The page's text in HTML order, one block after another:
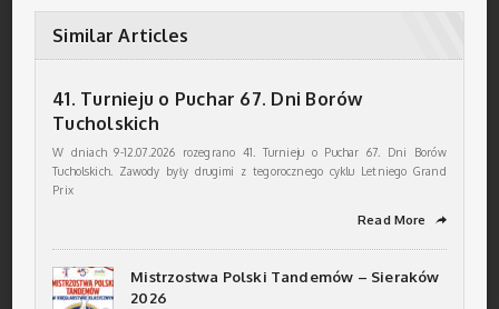
Similar Articles
41. Turnieju o Puchar 67. Dni Borów
Tucholskich
W dniach 9-12.07.2026 rozegrano 41. Turnieju o Puchar 67. Dni Borów
Tucholskich. Zawody były drugimi z tegorocznego cyklu Letniego Grand
Prix
Read More ➦
Mistrzostwa Polski Tandemów – Sieraków
2026